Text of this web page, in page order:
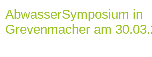
AbwasserSymposium in
Grevenmacher am